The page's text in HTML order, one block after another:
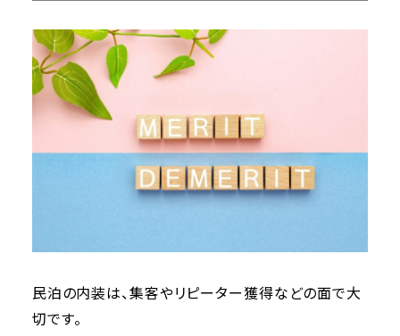
民泊の内装は、集客やリピーター獲得などの面で大
切です。